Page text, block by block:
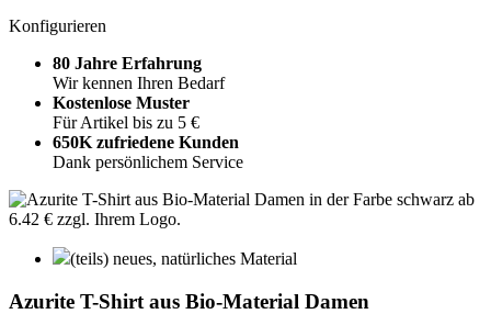
Konfigurieren
80 Jahre Erfahrung
Wir kennen Ihren Bedarf
Kostenlose Muster
Für Artikel bis zu 5 €
650K zufriedene Kunden
Dank persönlichem Service
(teils) neues, natürliches Material
Azurite T-Shirt aus Bio-Material Damen